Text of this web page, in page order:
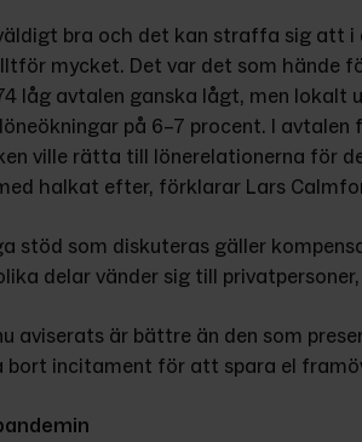
bra och det kan straffa sig att i
mycket. Det var det som hände
låg avtalen ganska lågt, men lokalt
på 6–7 procent. I avtalen
ville rätta till lönerelationerna för
halkat efter, förklarar Lars
stöd som diskuteras gäller
delar vänder sig till
aviserats är bättre än den som
incitament för att spara el